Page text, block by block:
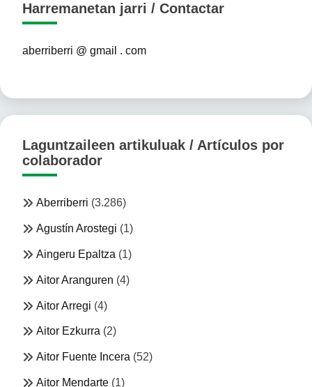
Harremanetan jarri / Contactar
aberriberri @ gmail . com
Laguntzaileen artikuluak / Artículos por
colaborador
Aberriberri (3.286)
Agustín Arostegi (1)
Aingeru Epaltza (1)
Aitor Aranguren (4)
Aitor Arregi (4)
Aitor Ezkurra (2)
Aitor Fuente Incera (52)
Aitor Mendarte (1)